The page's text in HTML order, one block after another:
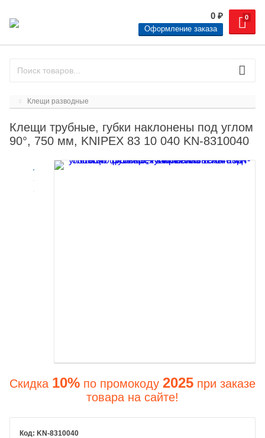
0
0 ₽
Оформление заказа
Клещи разводные
Клещи трубные, губки наклонены под углом
90°, 750 мм, KNIPEX 83 10 040 KN-8310040
Скидка 10% по промокоду 2025 при заказе
товара на сайте!
KN-8310040